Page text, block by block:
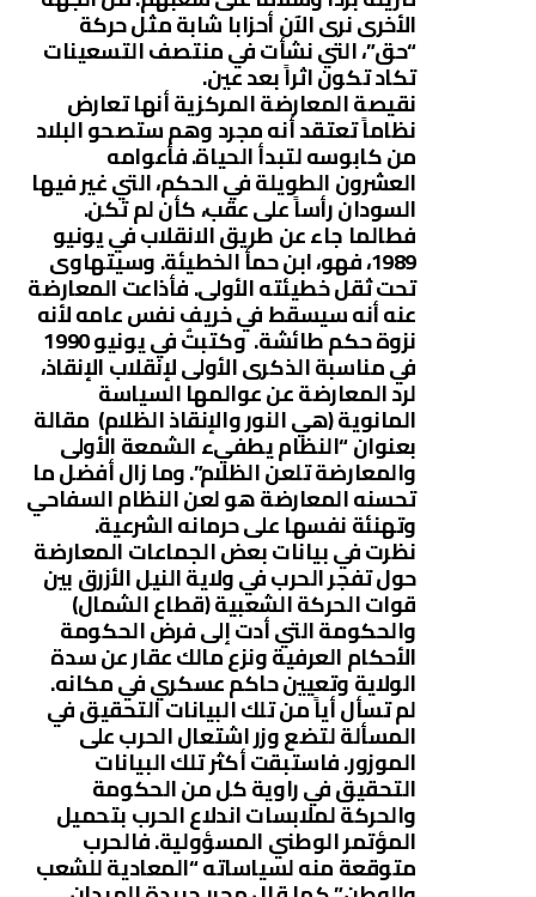
الأخرى نرى الآن أحزابا شابة مثل حركة
“حق”، التي نشأت في منتصف التسعينات
تكاد تكون اثراً بعد عين.
نقيصة المعارضة المركزية أنها تعارض
نظاماً تعتقد أنه مجرد وهم ستصحو البلاد
من كابوسه لتبدأ الحياة. فأعوامه
العشرون الطويلة في الحكم، التي غير فيها
السودان رأساً على عقب، كأن لم تكن.
فطالما جاء عن طريق الانقلاب في يونيو
1989، فهو، ابن حمأ الخطيئة. وسيتهاوى
تحت ثقل خطيئته الأولى. فأذاعت المعارضة
عنه أنه سيسقط في خريف نفس عامه لأنه
نزوة حكم طائشة. وكتبتٌ في يونيو 1990
في مناسبة الذكرى الأولى لإنقلاب الإنقاذ،
لرد المعارضة عن عوالمها السياسة
المانوية (هي النور والإنقاذ الظلام) مقالة
بعنوان “النظام يطفيء الشمعة الأولى
والمعارضة تلعن الظلام”. وما زال أفضل ما
تحسنه المعارضة هو لعن النظام السفاحي
وتهنئة نفسها على حرمانه الشرعية.
نظرت في بيانات بعض الجماعات المعارضة
حول تفجر الحرب في ولاية النيل الأزرق بين
قوات الحركة الشعبية (قطاع الشمال)
والحكومة التي أدت إلى فرض الحكومة
الأحكام العرفية ونزع مالك عقار عن سدة
الولاية وتعيين حاكم عسكري في مكانه.
لم تسأل أياً من تلك البيانات التحقيق في
المسألة لتضع وزر اشتعال الحرب على
الموزور. فاستبقت أكثر تلك البيانات
التحقيق في راوية كل من الحكومة
والحركة لملابسات اندلاع الحرب بتحميل
المؤتمر الوطني المسؤولية. فالحرب
متوقعة منه لسياساته “المعادية للشعب